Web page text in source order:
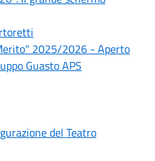
2025/2026 - Aperto
Guasto APS
del Teatro